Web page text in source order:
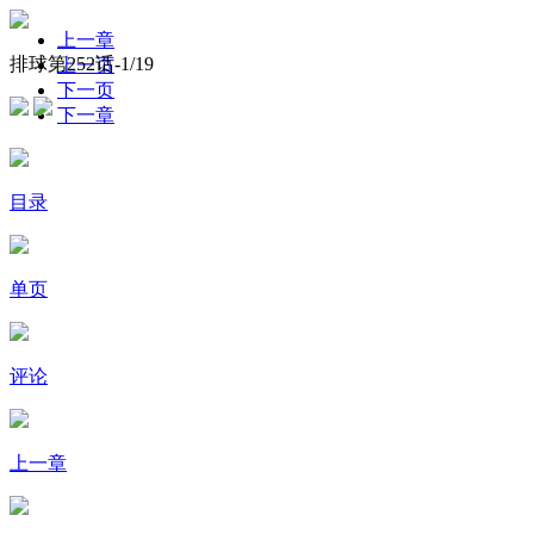
排球第252话-1/19
上一章
上一页
下一页
下一章
目录
单页
评论
上一章